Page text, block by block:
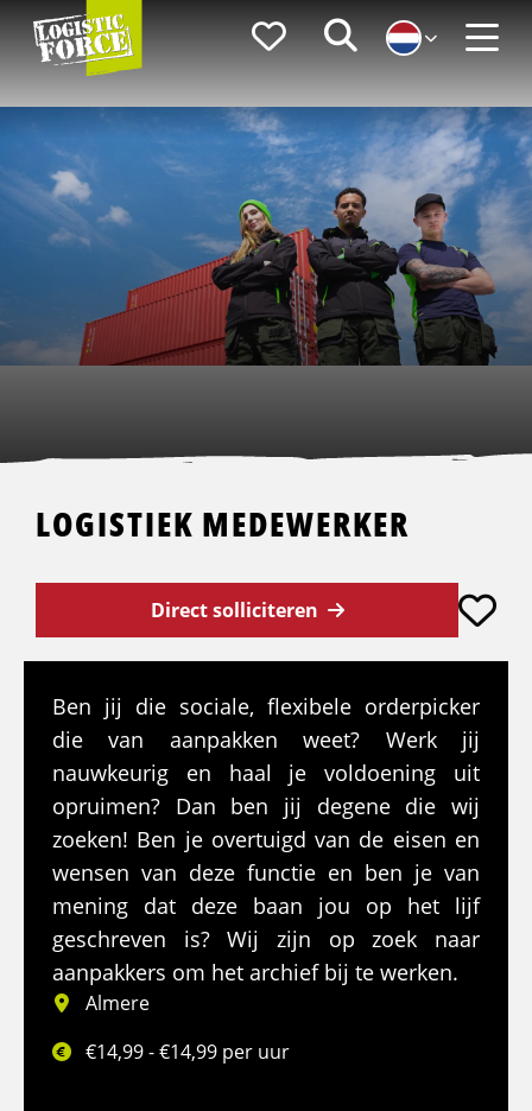
Logistic
Force
FavorietenZoeken
LOGISTIEK MEDEWERKER
Direct solliciteren
Ben jij die sociale, flexibele orderpicker
die van aanpakken weet? Werk jij
nauwkeurig en haal je voldoening uit
opruimen? Dan ben jij degene die wij
zoeken! Ben je overtuigd van de eisen en
wensen van deze functie en ben je van
mening dat deze baan jou op het lijf
geschreven is? Wij zijn op zoek naar
aanpakkers om het archief bij te werken.
Almere
€14,99 - €14,99 per uur